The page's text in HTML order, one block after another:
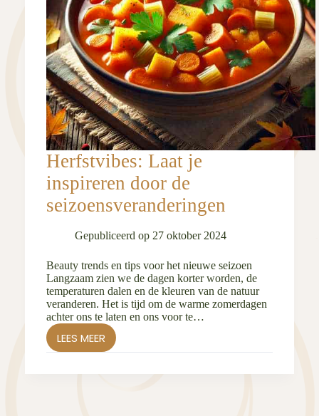
Herfstvibes: Laat je
inspireren door de
seizoensveranderingen
Gepubliceerd op 27 oktober 2024
Beauty trends en tips voor het nieuwe seizoen
Langzaam zien we de dagen korter worden, de
temperaturen dalen en de kleuren van de natuur
veranderen. Het is tijd om de warme zomerdagen
achter ons te laten en ons voor te…
LEES MEERHERFSTVIBES:
LAAT
INSPIREREN